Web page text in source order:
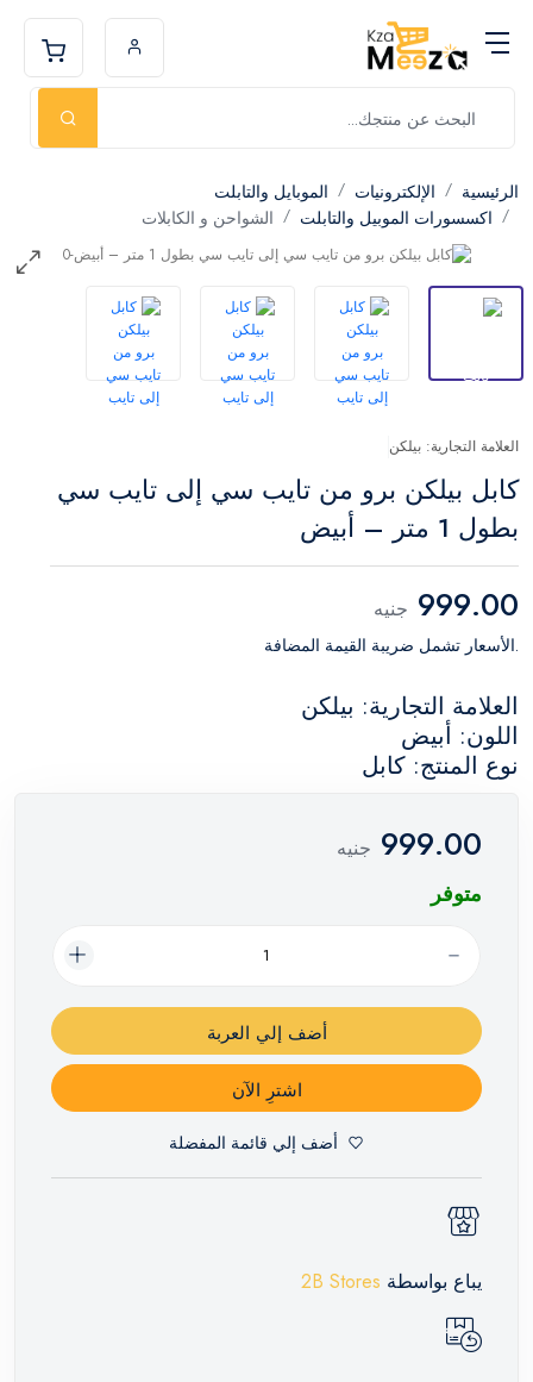
الرئيسية الإلكترونيات
الموبايل والتابلت
اكسسورات الموبيل والتابلت
الشواحن و الكابلات
العلامة التجارية: بيلكن
كابل بيلكن برو من تايب سي إلى تايب سي
بطول 1 متر – أبيض
999.00 جنيه
.الأسعار تشمل ضريبة القيمة المضافة
العلامة التجارية: بيلكن
اللون: أبيض
نوع المنتج: كابل
999.00 جنيه
متوفر
أضف إلي العربة
اشترِ الآن
أضف إلي قائمة المفضلة
يباع بواسطة 2B Stores